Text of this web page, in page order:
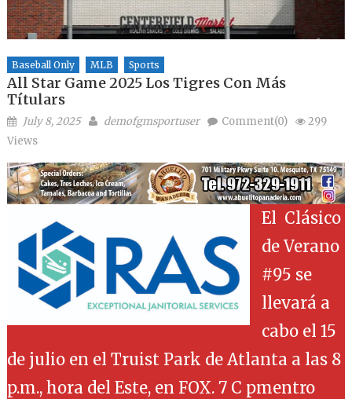
Baseball Only MLB Sports
All Star Game 2025 Los Tigres Con Más
Títulars
Posted on
July 8, 2025 Author
demofgmsportuser Comment(0)
299
Views
El Clásico
de Verano
#95 se
llevará a
cabo el 15
de julio en el Truist Park de Atlanta a las 8
p.m., hora del Este, en FOX. 7 C pmentro